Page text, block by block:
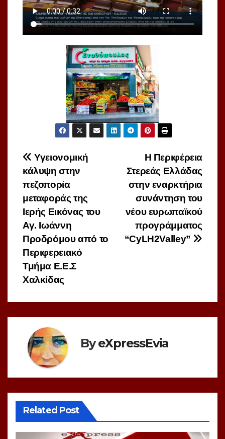
Πλοήγηση
άρθρων
Η Περιφέρεια
Στερεάς Ελλάδας
στην εναρκτήρια
συνάντηση του
νέου ευρωπαϊκού
προγράμματος
“CyLH2Valley”
Υγειονομική
κάλυψη στην
πεζοπορία
μεταφοράς της
Ιερής Εικόνας του
Αγ. Ιωάννη
Προδρόμου από το
Περιφερειακό
Τμήμα Ε.Ε.Σ
Χαλκίδας
ByeXpressEvia
Related Post